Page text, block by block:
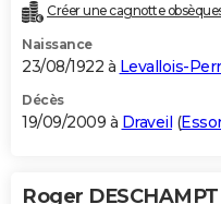
Créer une cagnotte
Naissance
23/08/1922 à Levallois-
Décès
19/09/2009 à Draveil (
Roger DESCHAMPT